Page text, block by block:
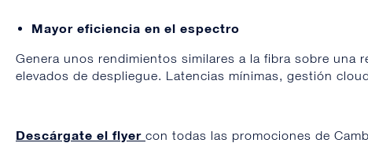
Mayor eficiencia en el espectro
Genera unos rendimientos similares a la fibra sobre una
elevados de despliegue. Latencias mínimas, gestión
Descárgate el flyer con todas las promociones de